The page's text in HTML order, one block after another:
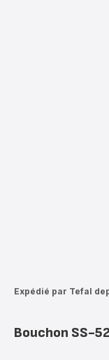
Expédié par Tefal
Bouchon SS-